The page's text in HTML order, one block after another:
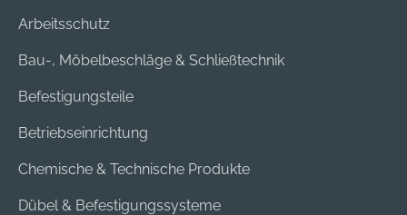
Arbeitsschutz
Bau-, Möbelbeschläge & Schließtechnik
Befestigungsteile
Betriebseinrichtung
Chemische & Technische Produkte
Dübel & Befestigungssysteme